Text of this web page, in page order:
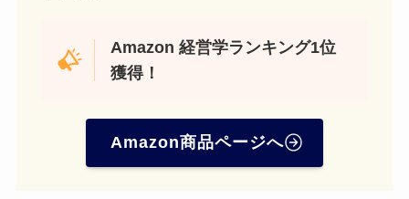
Amazon 経営学ランキング1位
獲得！
Amazon商品ページへ